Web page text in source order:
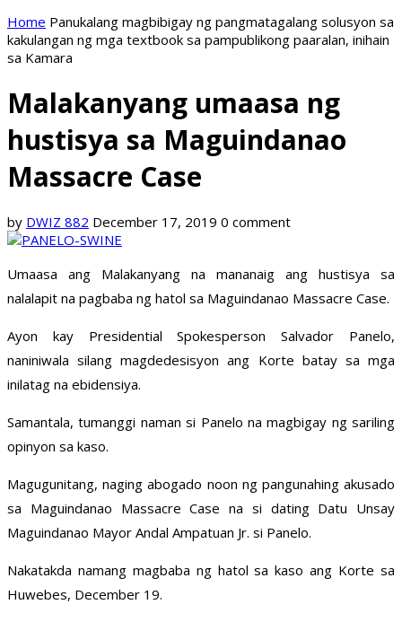
Home Panukalang magbibigay ng pangmatagalang solusyon sa
kakulangan ng mga textbook sa pampublikong paaralan, inihain
sa Kamara
Malakanyang umaasa ng
hustisya sa Maguindanao
Massacre Case
by DWIZ 882 December 17, 2019 0 comment
Umaasa ang Malakanyang na mananaig ang hustisya sa
nalalapit na pagbaba ng hatol sa Maguindanao Massacre Case.
Ayon kay Presidential Spokesperson Salvador Panelo,
naniniwala silang magdedesisyon ang Korte batay sa mga
inilatag na ebidensiya.
Samantala, tumanggi naman si Panelo na magbigay ng sariling
opinyon sa kaso.
Magugunitang, naging abogado noon ng pangunahing akusado
sa Maguindanao Massacre Case na si dating Datu Unsay
Maguindanao Mayor Andal Ampatuan Jr. si Panelo.
Nakatakda namang magbaba ng hatol sa kaso ang Korte sa
Huwebes, December 19.